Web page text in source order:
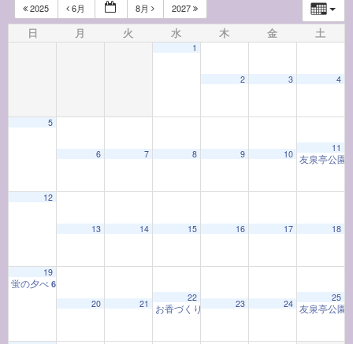
2025 6月 8月 2027
日 月 火 水 木 金 土
1
2 3 4
5
6 7 8 9 10
11
友泉亭公園
12
13 14 15 16 17 18
19
蛍の夕べ 6:00 PM
20
21
22
お香づくり教室「お香と和の心」 9:30 AM
23 24
25
友泉亭公園